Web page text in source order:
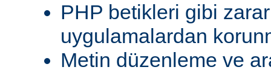
PHP betikleri gibi
uygulamalardan
Metin düzenleme ve